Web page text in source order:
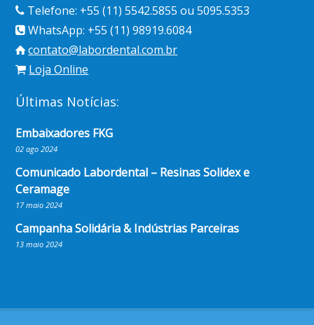
Telefone: +55 (11) 5542.5855 ou 5095.5353
WhatsApp: +55 (11) 98919.6084
contato@labordental.com.br
Loja Online
Últimas Notícias:
Embaixadores FKG
02 ago 2024
Comunicado Labordental – Resinas Solidex e
Ceramage
17 maio 2024
Campanha Solidária & Indústrias Parceiras
13 maio 2024